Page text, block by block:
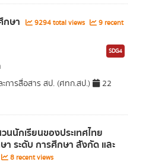
กษา 9294 total views
9 recent
SDG4
ะการสื่อสาร สป. (ศทก.สป.)
22
นนักเรียนของประเทศไทย
ระดับ การศึกษา สังกัด และ
8 recent views